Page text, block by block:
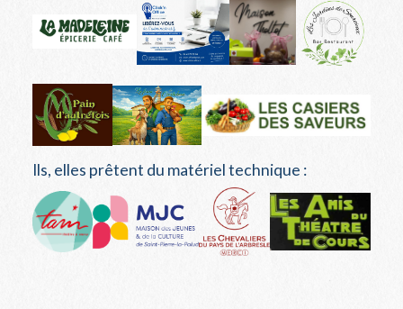
Ils, elles prêtent du matériel technique :